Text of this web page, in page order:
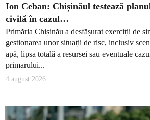
Ion Ceban: Chișinăul testează
civilă în cazul…
Primăria Chișinău a desfășurat exerciții de
gestionarea unor situații de risc, inclusiv
apă, lipsa totală a resursei sau eventuale
primarului...
4 august 2026